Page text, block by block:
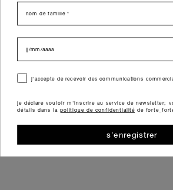
last name
data di nascita
consensoj'accepte de recevoir des communications
je déclare vouloir m'inscrire au service de newsletter;
détails dans la politique de confidentialitéde
s'enregistrer